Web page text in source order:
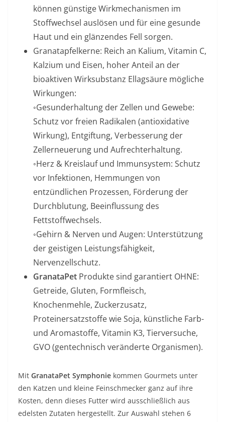
können günstige Wirkmechanismen im
Stoffwechsel auslösen und für eine gesunde
Haut und ein glänzendes Fell sorgen.
Granatapfelkerne: Reich an Kalium, Vitamin C,
Kalzium und Eisen, hoher Anteil an der
bioaktiven Wirksubstanz Ellagsäure mögliche
Wirkungen:
◦Gesunderhaltung der Zellen und Gewebe:
Schutz vor freien Radikalen (antioxidative
Wirkung), Entgiftung, Verbesserung der
Zellerneuerung und Aufrechterhaltung.
◦Herz & Kreislauf und Immunsystem: Schutz
vor Infektionen, Hemmungen von
entzündlichen Prozessen, Förderung der
Durchblutung, Beeinflussung des
Fettstoffwechsels.
◦Gehirn & Nerven und Augen: Unterstützung
der geistigen Leistungsfähigkeit,
Nervenzellschutz.
GranataPet Produkte sind garantiert OHNE:
Getreide, Gluten, Formfleisch,
Knochenmehle, Zuckerzusatz,
Proteinersatzstoffe wie Soja, künstliche Farb-
und Aromastoffe, Vitamin K3, Tierversuche,
GVO (gentechnisch veränderte Organismen).
Mit GranataPet Symphonie kommen Gourmets unter
den Katzen und kleine Feinschmecker ganz auf ihre
Kosten, denn dieses Futter wird ausschließlich aus
edelsten Zutaten hergestellt. Zur Auswahl stehen 6